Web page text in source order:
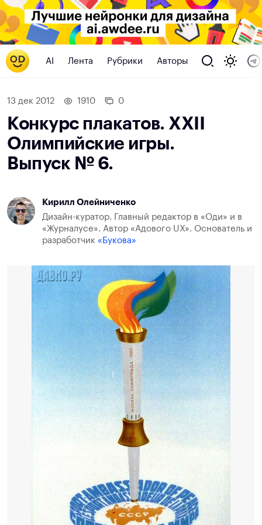
AI Лента Рубрики Авторы
13 дек 2012 1910 0
Конкурс плакатов. XXII
Олимпийские игры.
Выпуск № 6.
Кирилл Олейниченко
Дизайн-куратор. Главный редактор в «Оди» и в
«Журналусе». Автор «Адового UX». Основатель и
разработчик «Букова»